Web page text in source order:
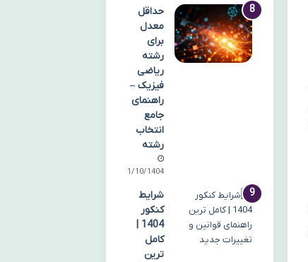
حداقل
معدل
برای
رشته
ریاضی
فیزیک –
راهنمای
جامع
انتخاب
رشته
11/10/1404
شرایط
کنکور
1404 |
کامل
ترین